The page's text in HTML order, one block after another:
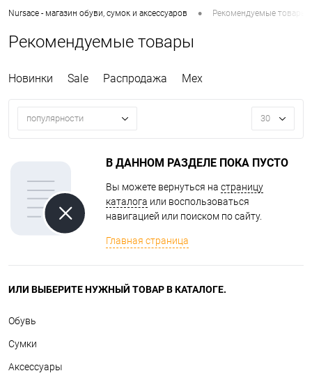
Nursace - магазин обуви, сумок и аксессуаров • Рекомендуемые товары
Рекомендуемые товары
Новинки Sale Распродажа Мех
популярности 30
В ДАННОМ РАЗДЕЛЕ ПОКА ПУСТО
Вы можете вернуться на страницу
каталога или воспользоваться
навигацией или поиском по сайту.
Главная страница
ИЛИ ВЫБЕРИТЕ НУЖНЫЙ ТОВАР В КАТАЛОГЕ.
Обувь
Сумки
Аксессуары